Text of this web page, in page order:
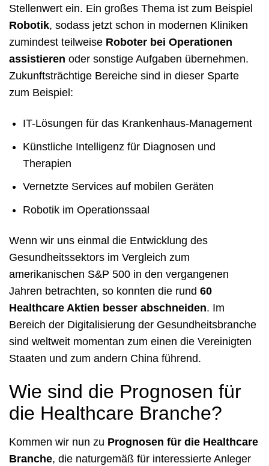
Stellenwert ein. Ein großes Thema ist zum Beispiel
Robotik, sodass jetzt schon in modernen Kliniken
zumindest teilweise Roboter bei Operationen
assistieren oder sonstige Aufgaben übernehmen.
Zukunftsträchtige Bereiche sind in dieser Sparte
zum Beispiel:
IT-Lösungen für das Krankenhaus-Management
Künstliche Intelligenz für Diagnosen und
Therapien
Vernetzte Services auf mobilen Geräten
Robotik im Operationssaal
Wenn wir uns einmal die Entwicklung des
Gesundheitssektors im Vergleich zum
amerikanischen S&P 500 in den vergangenen
Jahren betrachten, so konnten die rund 60
Healthcare Aktien besser abschneiden. Im
Bereich der Digitalisierung der Gesundheitsbranche
sind weltweit momentan zum einen die Vereinigten
Staaten und zum andern China führend.
Wie sind die Prognosen für
die Healthcare Branche?
Kommen wir nun zu Prognosen für die Healthcare
Branche, die naturgemäß für interessierte Anleger